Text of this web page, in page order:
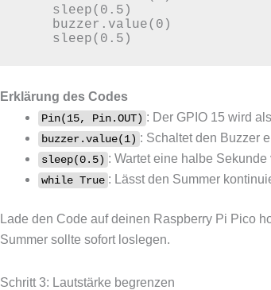
    sleep(0.5)
Erklärung des Codes
Pin(15, Pin.OUT) : Der GPIO 15 wird
buzzer.value(1) : Schaltet den Buzzer
sleep(0.5) : Wartet eine halbe
while True : Lässt den Summer
Lade den Code auf deinen Raspberry Pi Pico
Summer sollte sofort loslegen.
Schritt 3: Lautstärke begrenzen